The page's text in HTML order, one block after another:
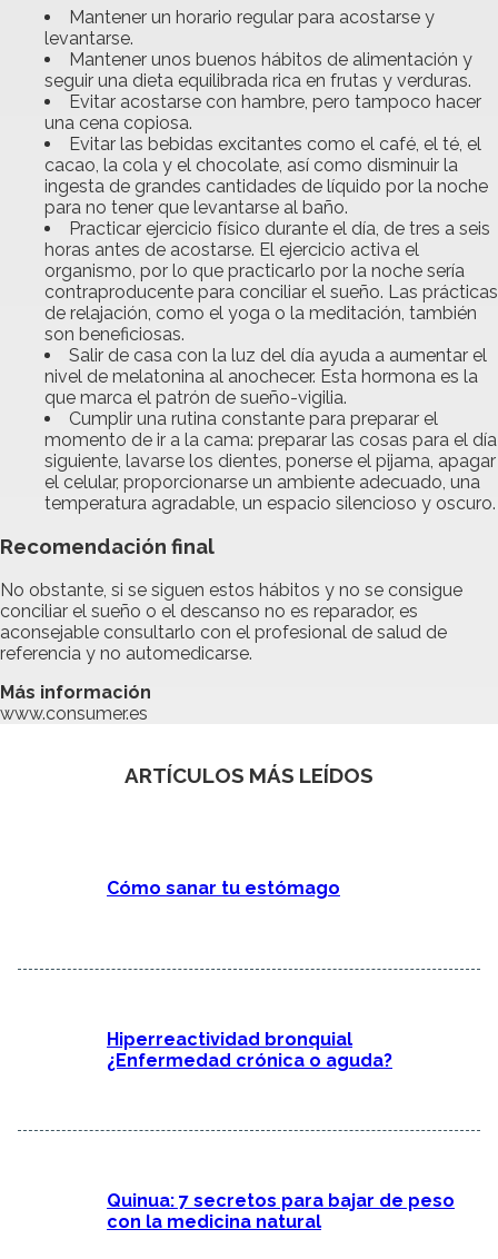
Mantener un horario regular para acostarse y
levantarse.
Mantener unos buenos hábitos de alimentación y
seguir una dieta equilibrada rica en frutas y verduras.
Evitar acostarse con hambre, pero tampoco hacer
una cena copiosa.
Evitar las bebidas excitantes como el café, el té, el
cacao, la cola y el chocolate, así como disminuir la
ingesta de grandes cantidades de líquido por la noche
para no tener que levantarse al baño.
Practicar ejercicio físico durante el día, de tres a seis
horas antes de acostarse. El ejercicio activa el
organismo, por lo que practicarlo por la noche sería
contraproducente para conciliar el sueño. Las prácticas
de relajación, como el yoga o la meditación, también
son beneficiosas.
Salir de casa con la luz del día ayuda a aumentar el
nivel de melatonina al anochecer. Esta hormona es la
que marca el patrón de sueño-vigilia.
Cumplir una rutina constante para preparar el
momento de ir a la cama: preparar las cosas para el día
siguiente, lavarse los dientes, ponerse el pijama, apagar
el celular, proporcionarse un ambiente adecuado, una
temperatura agradable, un espacio silencioso y oscuro.
Recomendación final
No obstante, si se siguen estos hábitos y no se consigue
conciliar el sueño o el descanso no es reparador, es
aconsejable consultarlo con el profesional de salud de
referencia y no automedicarse.
Más información
www.consumer.es
ARTÍCULOS MÁS LEÍDOS
Cómo sanar tu estómago
Hiperreactividad bronquial
¿Enfermedad crónica o aguda?
Quinua: 7 secretos para bajar de peso
con la medicina natural